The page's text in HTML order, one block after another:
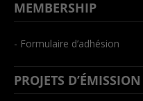
MEMBERSHIP
- Formulaire d’adhésion
PROJETS D’ÉMISSION